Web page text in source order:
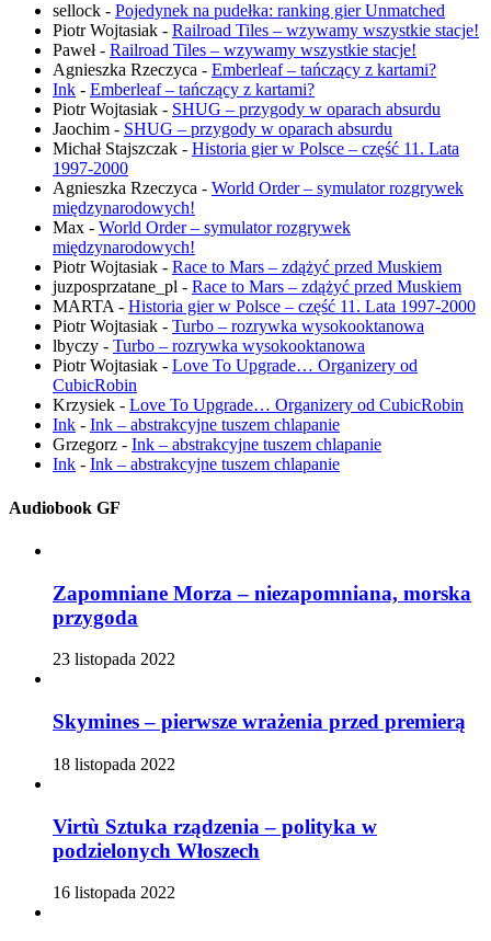
sellock - Pojedynek na pudełka: ranking gier Unmatched
Piotr Wojtasiak - Railroad Tiles – wzywamy wszystkie stacje!
Paweł- Railroad Tiles – wzywamy wszystkie stacje!
Agnieszka Rzeczyca - Emberleaf – tańczący z kartami?
Ink - Emberleaf – tańczący z kartami?
Piotr Wojtasiak - SHUG – przygody w oparach absurdu
Jaochim - SHUG – przygody w oparach absurdu
Michał Stajszczak - Historia gier w Polsce – część 11. Lata
1997-2000
Agnieszka Rzeczyca - World Order – symulator rozgrywek
międzynarodowych!
Max - World Order – symulator rozgrywek
międzynarodowych!
Piotr Wojtasiak - Race to Mars – zdążyć przed Muskiem
juzposprzatane_pl - Race to Mars – zdążyć przed Muskiem
MARTA- Historia gier w Polsce – część 11. Lata 1997-2000
Piotr Wojtasiak - Turbo – rozrywka wysokooktanowa
lbyczy - Turbo – rozrywka wysokooktanowa
Piotr Wojtasiak - Love To Upgrade… Organizery od
CubicRobin
Krzysiek - Love To Upgrade… Organizery od CubicRobin
Ink - Ink – abstrakcyjne tuszem chlapanie
Grzegorz - Ink – abstrakcyjne tuszem chlapanie
Ink - Ink – abstrakcyjne tuszem chlapanie
Audiobook GF
Zapomniane Morza – niezapomniana, morska
przygoda
23 listopada 2022
Skymines – pierwsze wrażenia przed premierą
18 listopada 2022
Virtù Sztuka rządzenia – polityka w
podzielonych Włoszech
16 listopada 2022